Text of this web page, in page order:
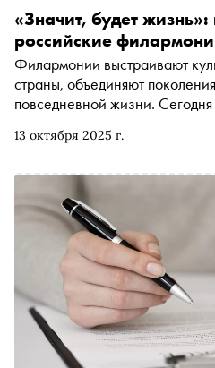
13 октября 2025 г.
«Значит, будет
российские
Филармонии выстраивают
страны, объединяют
повседневной жизни.
поговорили с сотрудниками
открытиях, о мечтах и музыке, о национальном проекте
«Семья»